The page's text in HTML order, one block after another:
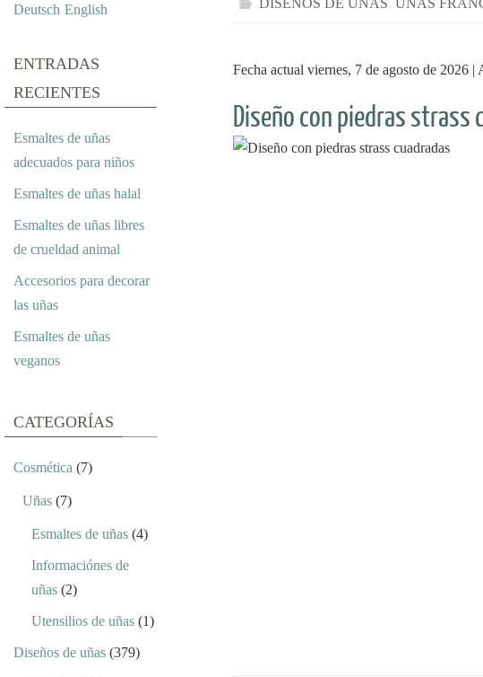
DISEÑOS DE UÑAS, UÑAS
Fecha actual viernes, 7 de agosto de 2026
Diseño con piedras strass
Deutsch English
ENTRADAS
RECIENTES
Esmaltes de uñas
adecuados para niños
Esmaltes de uñas halal
Esmaltes de uñas libres
de crueldad animal
Accesorios para decorar
las uñas
Esmaltes de uñas
veganos
CATEGORÍAS
Cosmética (7)
Uñas (7)
Esmaltes de uñas (4)
Informaciónes de
uñas (2)
Utensilios de uñas (1)
Diseños de uñas (379)